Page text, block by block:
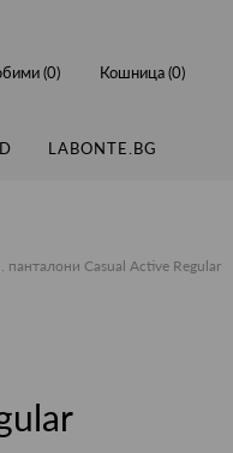
LABONTE.BG
(0) Кошница (0)
панталони Casual Active Regular